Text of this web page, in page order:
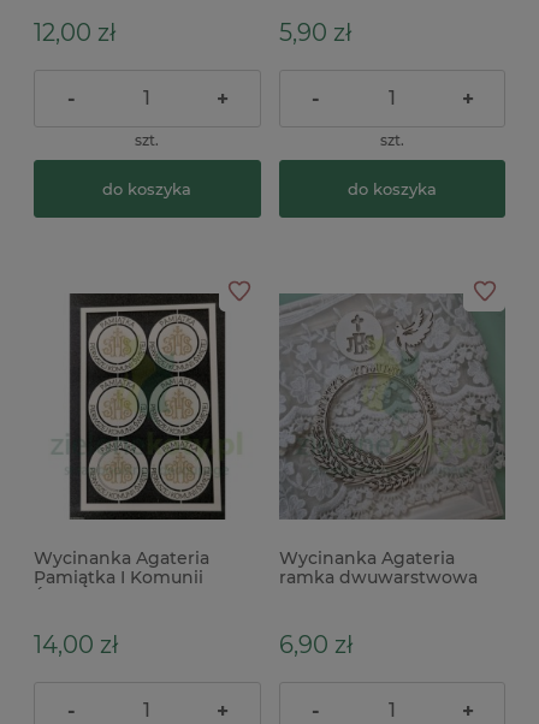
12,00 zł
- +
szt.
do koszyka
5,90 zł
- +
szt.
do koszyka
Wycinanka Agateria
Pamiątka I Komunii
14,00 zł
- +
Wycinanka Agateria
ramka dwuwarstwowa
6,90 zł
- +